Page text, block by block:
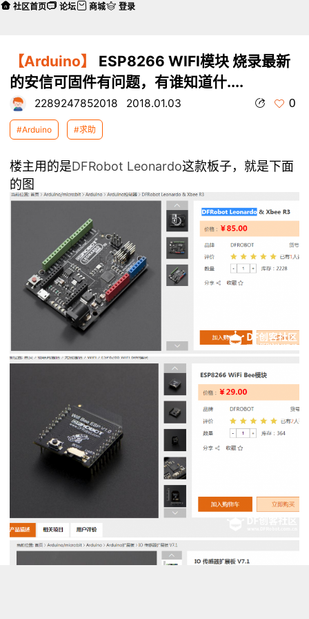
【Arduino】
ESP8266 WIFI模块 烧录最新
的安信可固件有问题，有谁知道什....
2289247852018 2018.01.03 0
#Arduino #求助
楼主用的是DFRobot Leonardo这款板子，就是下面
的图
社区首页 论坛 商城 登录